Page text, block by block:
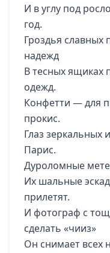
И в углу под
год.
Гроздья
надежд
В тесных ящиках
одежд.
Конфетти — для
прокис.
Глаз зеркальных
Парис.
Дуроломные
Их шальные
прилетят.
И фотограф с
сделать «чииз»
Он снимает всех